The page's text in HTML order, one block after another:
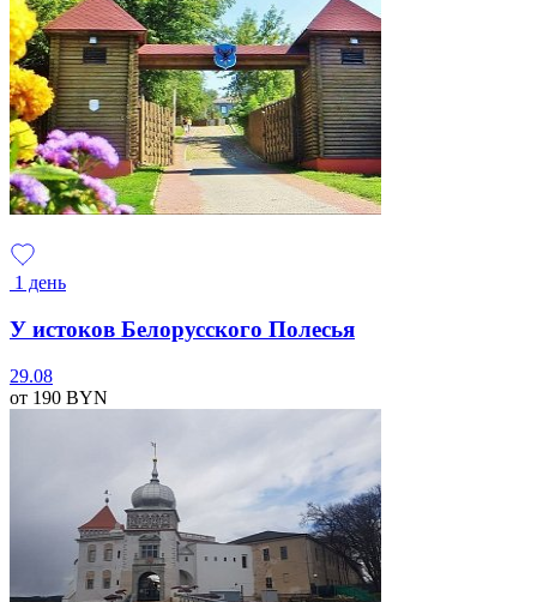
1 день
У истоков Белорусского Полесья
29.08
от 190 BYN